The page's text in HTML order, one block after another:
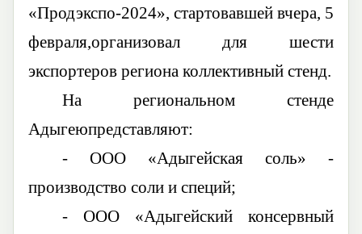
«Продэкспо-2024», стартовавшей вчера, 5
февраля,организовал для шести
экспортеров региона коллективный стенд.
На региональном стенде
Адыгеюпредставляют:
-
ООО «Адыгейская соль» -
производство соли и специй;
-
ООО «Адыгейский консервный